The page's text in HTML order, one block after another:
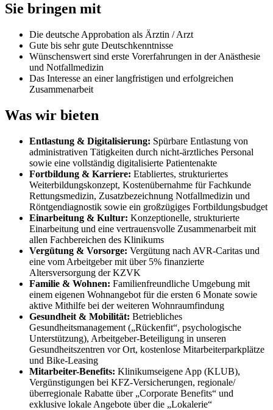
Sie bringen mit
Die deutsche Approbation als Ärztin / Arzt
Gute bis sehr gute Deutschkenntnisse
Wünschenswert sind erste Vorerfahrungen in der Anästhesie
und Notfallmedizin
Das Interesse an einer langfristigen und erfolgreichen
Zusammenarbeit
Was wir bieten
Entlastung & Digitalisierung: Spürbare Entlastung von
administrativen Tätigkeiten durch nicht-ärztliches Personal
sowie eine vollständig digitalisierte Patientenakte
Fortbildung & Karriere: Etabliertes, strukturiertes
Weiterbildungskonzept, Kostenübernahme für Fachkunde
Rettungsmedizin, Zusatzbezeichnung Notfallmedizin und
Röntgendiagnostik sowie ein großzügiges Fortbildungsbudget
Einarbeitung & Kultur: Konzeptionelle, strukturierte
Einarbeitung und eine vertrauensvolle Zusammenarbeit mit
allen Fachbereichen des Klinikums
Vergütung & Vorsorge: Vergütung nach AVR-Caritas und
eine vom Arbeitgeber mit über 5% finanzierte
Altersversorgung der KZVK
Familie & Wohnen: Familienfreundliche Umgebung mit
einem eigenen Wohnangebot für die ersten 6 Monate sowie
aktive Mithilfe bei der weiteren Wohnraumfindung
Gesundheit & Mobilität: Betriebliches
Gesundheitsmanagement („Rückenfit“, psychologische
Unterstützung), Arbeitgeber-Beteiligung in unseren
Gesundheitszentren vor Ort, kostenlose Mitarbeiterparkplätze
und Bike-Leasing
Mitarbeiter-Benefits: Klinikumseigene App (KLUB),
Vergünstigungen bei KFZ-Versicherungen, regionale/
überregionale Rabatte über „Corporate Benefits“ und
exklusive lokale Angebote über die „Lokalerie“